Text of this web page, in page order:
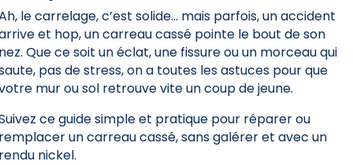
le carrelage, c’est solide… mais parfois, un accident
et hop, un carreau cassé pointe le bout de son
Que ce soit un éclat, une fissure ou un morceau qui
pas de stress, on a toutes les astuces pour que
mur ou sol retrouve vite un coup de jeune.
ce guide simple et pratique pour réparer ou
un carreau cassé, sans galérer et avec un
nickel.